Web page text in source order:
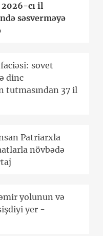
cı il
səsverməyə
sovet
dinc
tutmasından 37 il
Patriarxla
növbədə
yolunun və
yer -